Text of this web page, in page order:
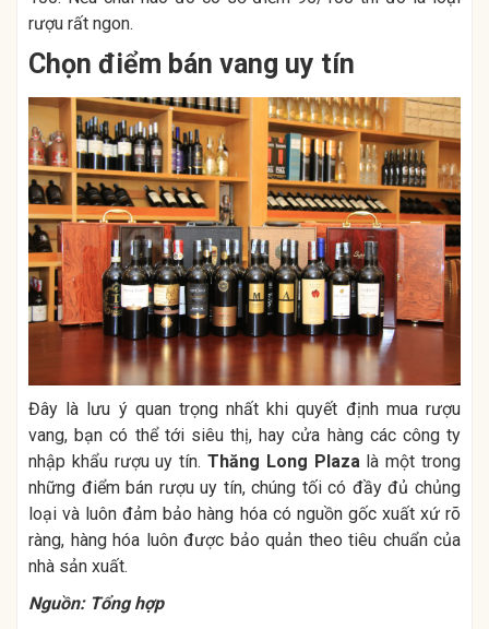
rượu rất ngon.
Chọn điểm bán vang uy tín
Đây là lưu ý quan trọng nhất khi quyết định mua rượu
vang, bạn có thể tới siêu thị, hay cửa hàng các công ty
nhập khẩu rượu uy tín. Thăng Long Plazalà một trong
những điểm bán rượu uy tín, chúng tối có đầy đủ chủng
loại và luôn đảm bảo hàng hóa có nguồn gốc xuất xứ rõ
ràng, hàng hóa luôn được bảo quản theo tiêu chuẩn của
nhà sản xuất.
Nguồn: Tổng hợp